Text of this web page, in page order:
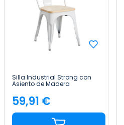
Silla Industrial Strong con
Asiento de Madera
Precio
59,91 €